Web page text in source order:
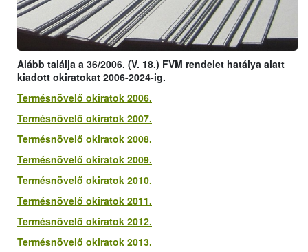
Alább találja a 36/2006. (V. 18.) FVM rendelet hatálya alatt
kiadott okiratokat 2006-2024-ig.
Termésnövelő okiratok 2006.
Termésnövelő okiratok 2007.
Termésnövelő okiratok 2008.
Termésnövelő okiratok 2009.
Termésnövelő okiratok 2010.
Termésnövelő okiratok 2011.
Termésnövelő okiratok 2012.
Termésnövelő okiratok 2013.